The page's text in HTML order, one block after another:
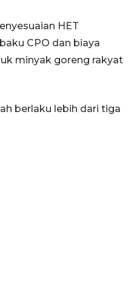
HET
CPO dan biaya
minyak goreng rakyat
berlaku lebih dari tiga